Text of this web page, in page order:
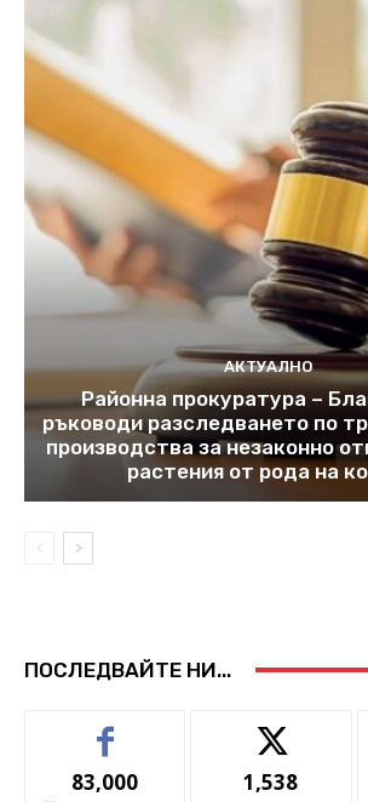
АКТУАЛНО
Районна прокуратура –
ръководи разследването по
производства за незаконно
растения от рода на
ПОСЛЕДВАЙТЕ НИ...
83,000 1,538